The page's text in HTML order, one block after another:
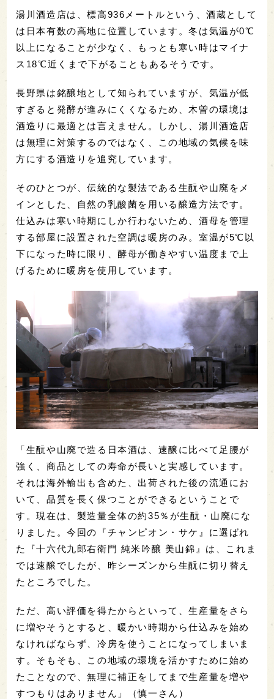
湯川酒造店は、標高936メートルという、酒蔵として
は日本有数の高地に位置しています。冬は気温が0℃
以上になることが少なく、もっとも寒い時はマイナ
ス18℃近くまで下がることもあるそうです。
長野県は銘醸地として知られていますが、気温が低
すぎると 発酵が進みにくくなるため、木曽の環境は
酒造りに最適とは言えません。しかし、湯川酒造店
は無理に対策するのではなく、この地域の気候を味
方にする酒造りを追究しています。
そのひとつが、伝統的な製法である生酛や山廃をメ
インとした、自然の乳酸菌を用いる醸造方法です。
仕込みは寒い時期にしか行わないため、酒母を管理
する部屋に設置された空調は暖房のみ。室温が5℃以
下になった時に限り、酵母が働きやすい温度まで上
げるために暖房を使用しています。
「生酛や山廃で造る日本酒は、速醸に比べて足腰が
強く、商品としての寿命が長いと実感しています。
それは海外輸出も含めた、出荷された後の流通にお
いて、品質を長く保つことができるということで
す。現在は、製造量全体の約35％が生酛・山廃にな
りました。今回の『チャンピオン・サケ』に選ばれ
た『十六代九郎右衛門 純米吟醸 美山錦』は、これま
では速醸でしたが、昨シーズンから生酛に切り替え
たところでした。
ただ、高い評価を得たからといって、生産量をさら
に増やそうとすると、暖かい時期から仕込みを始め
なければならず、冷房を使うことになってしまいま
す。そもそも、この地域の環境を活かすために始め
たことなので、無理に補正をしてまで生産量を増や
すつもりはありません」（慎一さん）